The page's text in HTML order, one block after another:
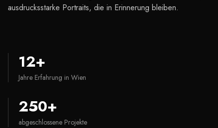
ausdrucksstarke Portraits, die in Erinnerung bleiben.
12+
Jahre Erfahrung in Wien
250+
abgeschlossene Projekte